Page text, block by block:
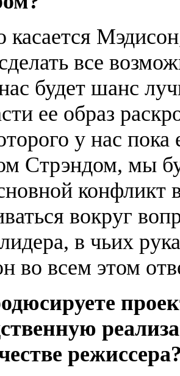
все
будет шанс
ее образ
у нас
Стрэндом, мы
конфликт
вокруг
в чьих
во всем этом